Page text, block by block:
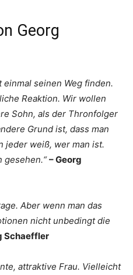
Georg
seinen Weg finden.
Reaktion. Wir wollen
Sohn, als der Thronfolger
Grund ist, dass man
jeder weiß, wer man ist.
gesehen.“ – Georg
Aber wenn man das
nicht unbedingt die
Schaeffler
attraktive Frau. Vielleicht